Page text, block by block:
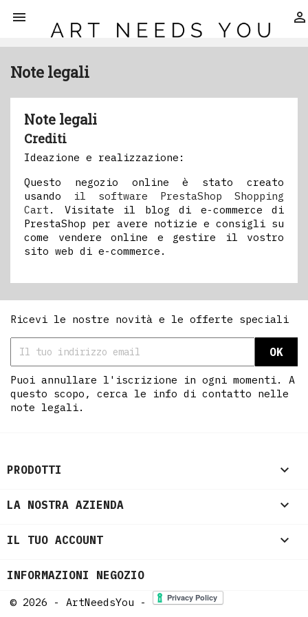
 
Note legali
Note legali
Crediti
Ideazione e realizzazione:
Questo negozio online è stato creato
usando
il software PrestaShop Shopping
Cart . Visitate il blog di e-commerce di
PrestaShop per avere notizie e consigli su
come vendere online e gestire il vostro
sito web di e-commerce.
Ricevi le nostre novità e le offerte speciali
Puoi annullare l'iscrizione in ogni momenti. A
questo scopo, cerca le info di contatto nelle
note legali.
PRODOTTI 
LA NOSTRA AZIENDA 
IL TUO ACCOUNT 
INFORMAZIONI NEGOZIO
© 2026 - ArtNeedsYou -